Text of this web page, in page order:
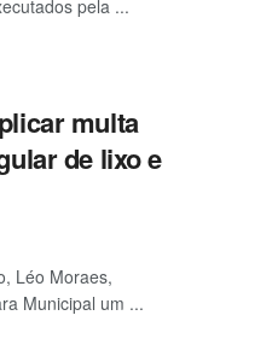
pela ...
multa
de lixo e
Léo Moraes,
Municipal um ...